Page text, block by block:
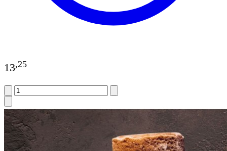
13,25